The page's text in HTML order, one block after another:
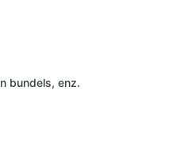
bundels, enz.